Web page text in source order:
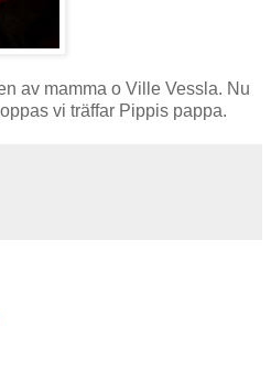
av mamma o Ville Vessla. Nu
vi träffar Pippis pappa.